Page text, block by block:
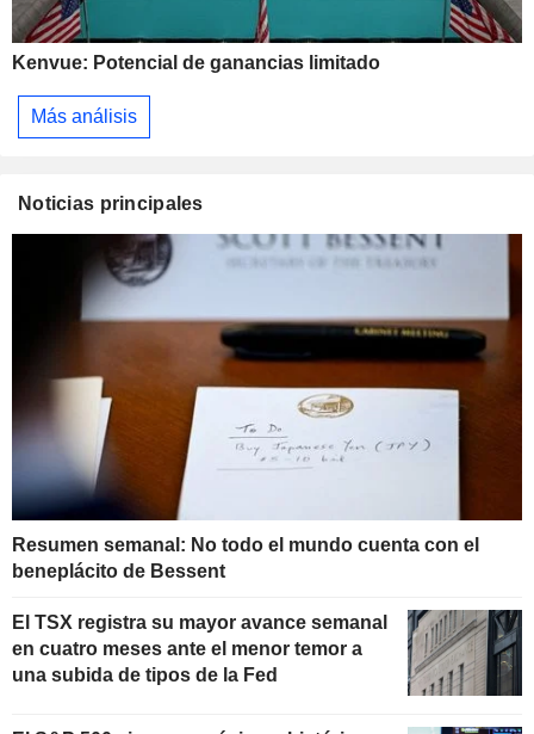
Kenvue: Potencial de ganancias limitado
Más análisis
Noticias principales
Resumen semanal: No todo el mundo cuenta con el
beneplácito de Bessent
El TSX registra su mayor avance semanal
en cuatro meses ante el menor temor a
una subida de tipos de la Fed